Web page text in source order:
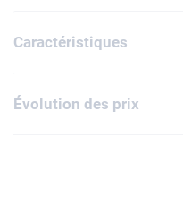
peut contenir des blocs
forme de tenon LEGO
rembourrée dotée d'une
Caractéristiques
Évolution des prix